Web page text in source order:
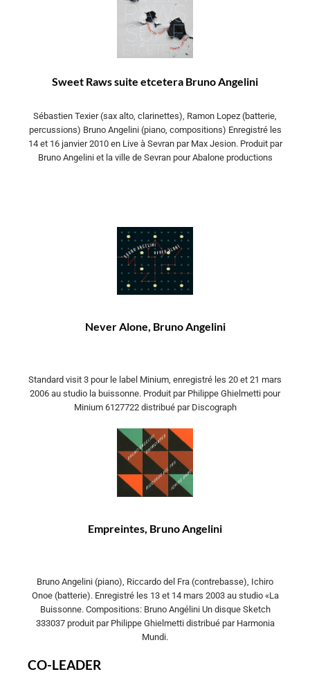
Sweet Raws suite etcetera Bruno Angelini
Sébastien Texier (sax alto, clarinettes), Ramon Lopez (batterie,
percussions) Bruno Angelini (piano, compositions) Enregistré les
14 et 16 janvier 2010 en Live à Sevran par Max Jesion. Produit par
Bruno Angelini et la ville de Sevran pour Abalone productions
Never Alone, Bruno Angelini
Standard visit 3 pour le label Minium, enregistré les 20 et 21 mars
2006 au studio la buissonne. Produit par Philippe Ghielmetti pour
Minium 6127722 distribué par Discograph
Empreintes, Bruno Angelini
Bruno Angelini (piano), Riccardo del Fra (contrebasse), Ichiro
Onoe (batterie). Enregistré les 13 et 14 mars 2003 au studio «La
Buissonne. Compositions: Bruno Angélini Un disque Sketch
333037 produit par Philippe Ghielmetti distribué par Harmonia
Mundi.
CO-LEADER